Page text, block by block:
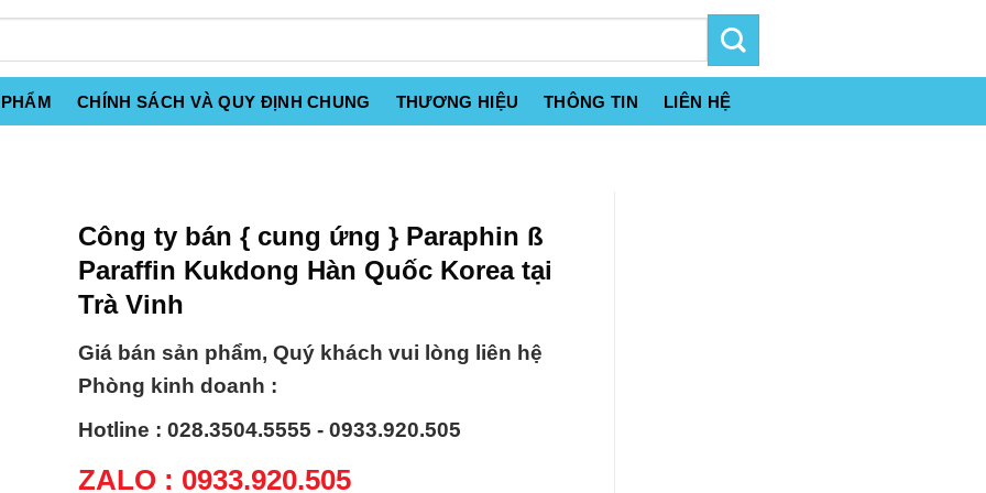
CHÍNH SÁCH VÀ QUY ĐỊNH CHUNG THƯƠNG HIỆU THÔNG TIN LIÊN HỆ
Công ty bán { cung ứng } Paraphin ß
Paraffin Kukdong Hàn Quốc Korea tại
Trà Vinh
Giá bán sản phẩm, Quý khách vui lòng liên hệ
Phòng kinh doanh :
Hotline : 028.3504.5555 - 0933.920.505
ZALO : 0933.920.505